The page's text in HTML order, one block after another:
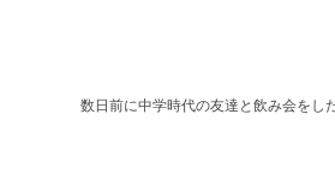
数日前に中学時代の友達と飲み会をし